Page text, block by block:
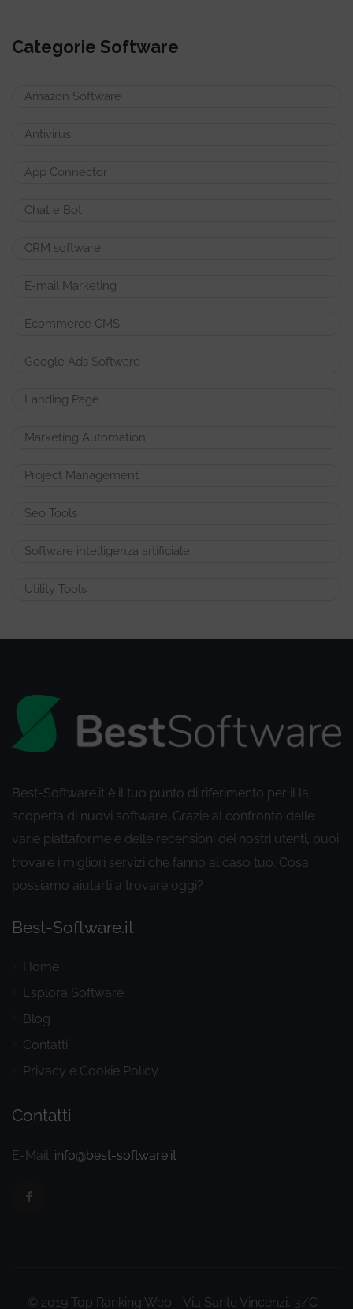
Categorie Software
Amazon Software
Antivirus
App Connector
Chat e Bot
CRM software
E-mail Marketing
Ecommerce CMS
Google Ads Software
Landing Page
Marketing Automation
Project Management
Seo Tools
Software intelligenza artificiale
Utility Tools
Best-Software.it è il tuo punto di riferimento per il la
scoperta di nuovi software. Grazie al confronto delle
varie piattaforme e delle recensioni dei nostri utenti puoi
trovare i migliori servizi che fanno al caso tuo. Cosa
possiamo aiutarti a trovare oggi?
Best-Software.it
Home
Esplora Software
Blog
Contatti
Privacy e Cookie Policy
Contatti
E-Mail: info@best-software.it
© 2019 Top Ranking Web - Via Sante Vincenzi, 3/C -